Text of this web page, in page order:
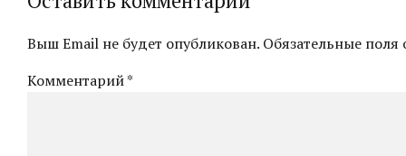
Выш Email не будет опубликован. Обязательные поля
Комментарий*